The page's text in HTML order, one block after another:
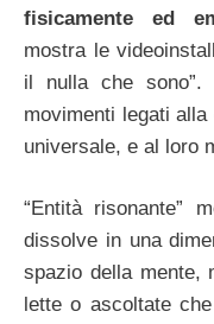
fisicamente ed
mostra le
il nulla che sono”.
movimenti legati
universale, e al loro
“Entità risonante”
dissolve in una
spazio della mente,
lette o ascoltate